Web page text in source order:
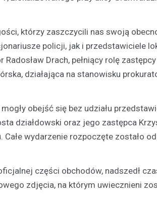
którzy zaszczycili nas swoją
policji, jak i przedstawiciele
Radosław Drach, pełniący rolę
działająca na stanowisku
obejść się bez udziału
działdowski oraz jego zastępca
Całe wydarzenie rozpoczęte zostało
części obchodów, nadszedł
zdjęcia, na którym uwiecznieni